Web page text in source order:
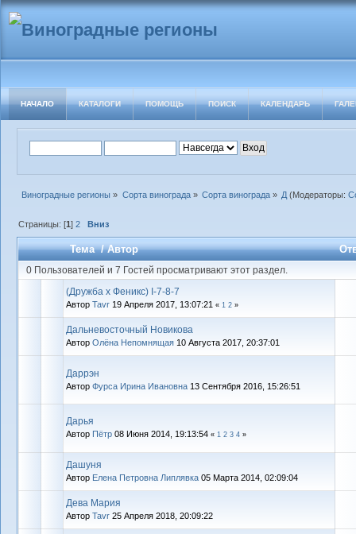
НАЧАЛО КАТАЛОГИ ПОМОЩЬ ПОИСК КАЛЕНДАРЬ
Виноградные регионы » Сорта винограда» Сорта винограда» Д(Модераторы:
Страницы: [1]2 Вниз
Тема/Автор
0 Пользователей и 7 Гостей просматривают этот раздел.
(Дружба х Феникс) I-7-8-7
Автор Tavr 19 Апреля 2017, 13:07:21 « 1 2 »
Дальневосточный Новикова
Автор Олёна Непомнящая 10 Августа 2017, 20:37:01
Даррэн
Автор Фурса Ирина Ивановна 13 Сентября 2016, 15:26:51
Дарья
Автор Пётр 08 Июня 2014, 19:13:54 « 1 2 3 4 »
Дашуня
Автор Елена Петровна Липлявка 05 Марта 2014, 02:09:04
Дева Мария
Автор Tavr 25 Апреля 2018, 20:09:22